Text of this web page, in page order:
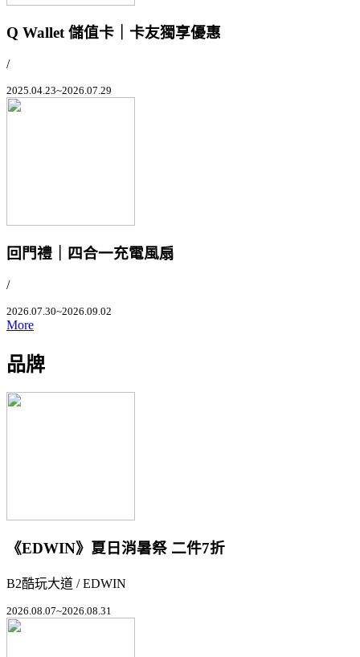
Q Wallet 儲值卡｜卡友獨享優惠
/
2025.04.23~2026.07.29
回門禮｜四合一充電風扇
/
2026.07.30~2026.09.02
More
品牌
《EDWIN》夏日消暑祭 二件7折
B2酷玩大道 / EDWIN
2026.08.07~2026.08.31